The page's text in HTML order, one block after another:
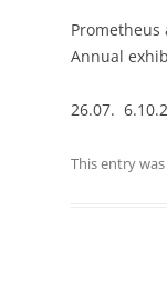
Annual
26.07. 
This entry